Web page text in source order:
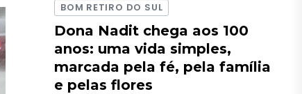
BOM RETIRO DO SUL
Dona Nadit chega aos 100
anos: uma vida simples,
marcada pela fé, pela família
e pelas flores